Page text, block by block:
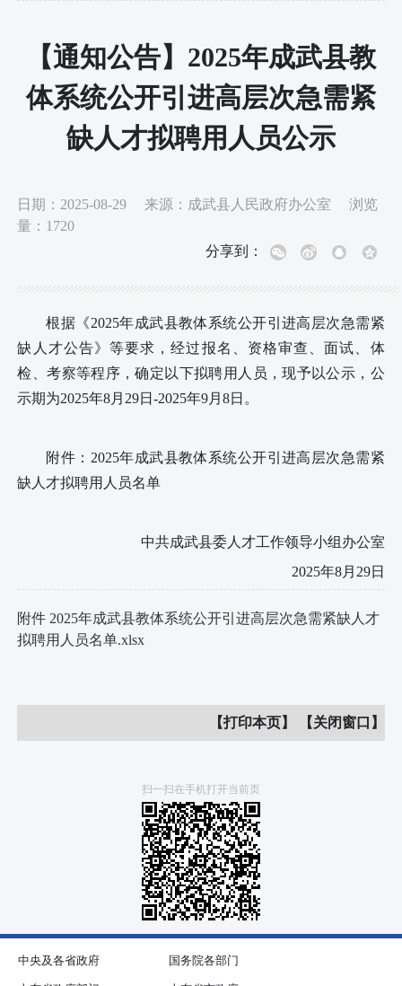
【通知公告】2025年成武县教
体系统公开引进高层次急需紧
缺人才拟聘用人员公示
日期： 2025-08-29 来源： 成武县人民政府办公室 浏览
量： 1720
分享到：
根据《2025年成武县教体系统公开引进高层次急需紧
缺人才公告》等要求，经过报名、资格审查、面试、体
检、考察等程序，确定以下拟聘用人员，现予以公示，公
示期为2025年8月 29日-2025年9月8日。
附件： 2025年成武县教体系统公开引进高层次急需紧
缺人才拟聘用人员名单
中共成武县委人才工作领导小组办公室
2025年8月 29日
附件 2025年成武县教体系统公开引进高层次急需紧缺人才
拟聘用人员名单.xlsx
【打印本页】 【关闭窗口】
扫一扫在手机打开当前页
中央及各省政府 国务院各部门